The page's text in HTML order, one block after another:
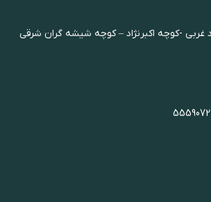
غربی -کوچه اکبرنژاد – کوچه شیشه گران شرقی